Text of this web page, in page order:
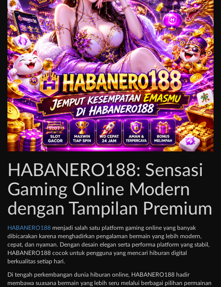
HABANERO188: Sensasi
Gaming Online Modern
dengan Tampilan Premium
HABANERO188 menjadi salah satu platform gaming online yang banyak
dibicarakan karena menghadirkan pengalaman bermain yang lebih modern,
cepat, dan nyaman. Dengan desain elegan serta performa platform yang stabil,
HABANERO188 cocok untuk pengguna yang mencari hiburan digital
berkualitas setiap hari.
Di tengah perkembangan dunia hiburan online, HABANERO188 hadir
membawa suasana bermain yang lebih seru melalui berbagai pilihan permainan